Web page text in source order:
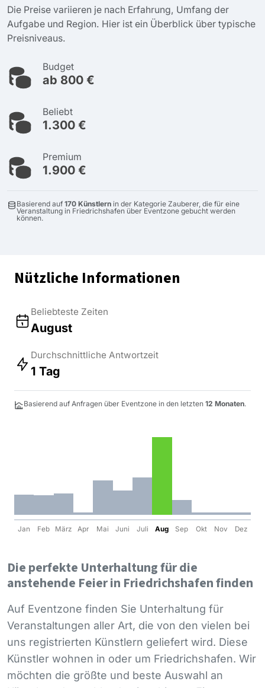
Die Preise variieren je nach Erfahrung, Umfang der
Aufgabe und Region. Hier ist ein Überblick über typische
Preisniveaus.
Budget
ab 800 €
Beliebt
1.300 €
Premium
1.900 €
Basierend auf 170 Künstlern in der Kategorie Zauberer, die für eine
Veranstaltung in Friedrichshafen über Eventzone gebucht werden
können.
Nützliche Informationen
Beliebteste Zeiten
August
Durchschnittliche Antwortzeit
1 Tag
Basierend auf Anfragen über Eventzone in den letzten 12 Monaten.
Jan Feb März Apr Mai Juni Juli Aug Sep Okt Nov Dez
Die perfekte Unterhaltung für die
anstehende Feier in Friedrichshafen finden
Auf Eventzone finden Sie Unterhaltung für
Veranstaltungen aller Art, die von den vielen bei
uns registrierten Künstlern geliefert wird. Diese
Künstler wohnen in oder um Friedrichshafen. Wir
möchten die größte und beste Auswahl an